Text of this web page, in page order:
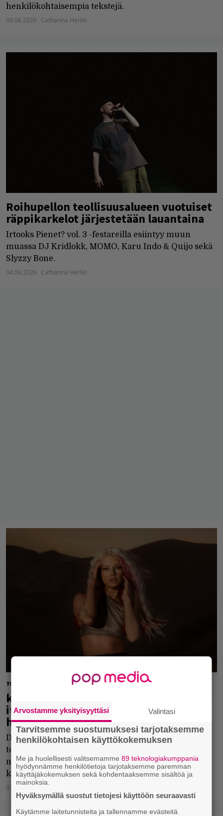
henkilökohtaisempia tekstejä.
09.06.2026 Catharina Herlin
Roihupellon teollisuusalueen vuotuiset
räppikarkelot järjestetään lauantaina
Irtooks Pienet? vol. 3 -festareilla esiintyy muun
muassa DJ Kridlokk, MOMO, Karu Indo & Quijo sekä
Slyzzy Bone.
04.06.2026 Catharina Herlin
”Minua kiinnostaa erityisesti se hetki,
kun ihminen lakkaa pienentämästä
itseään muiden vuoksi” –
haastattelussa Norae
Debyyttialbumiaan valmisteleva Norae julkaisi
toukokuun viimeisenä perjantaina kappaleen
nimeltä Pirun kuuma. "Tämä biisi on taas yksi askel
kohti itsevarmempaa minää", Norae kertoo.
02.06.2026 Catharina Herlin
Arvostamme yksityisyyttäsi Valintasi
Tarvitsemme suostumuksesi tarjotaksemme
henkilökohtaisen käyttökokemuksen
Me ja huolellisesti valitsemamme89 teknologiakumppania
hyödynnämme henkilötietoja tarjotaksemme paremman
käyttäjäkokemuksen sekä kohdentaaksemme sisältöä ja
mainoksia.
Hyväksymällä suostut tietojesi käyttöön seuraavasti
Käytämme laitetunnisteita ja tallennamme evästeitä